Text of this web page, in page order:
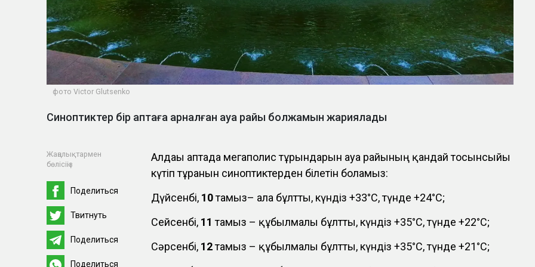
фото Victor Glutsenko
Синоптиктер бір аптаға арналған ауа райы болжамын жариялады
Жаңалықтармен
бөлісіңіз
Поделиться
Твитнуть
Поделиться
Поделиться
Алдағы аптада мегаполис тұрғындарын ауа райының қандай тосынсыйы
күтіп тұрғанын синоптиктерден білетін боламыз:
Дүйсенбі, 10тамыз– ала бұлтты, күндіз +33°С, түнде +24°С;
Сейсенбі, 11тамыз – құбылмалы бұлтты, күндіз +35°С, түнде +22°С;
Сәрсенбі, 12тамыз – құбылмалы бұлтты, күндіз +35°С, түнде +21°С;